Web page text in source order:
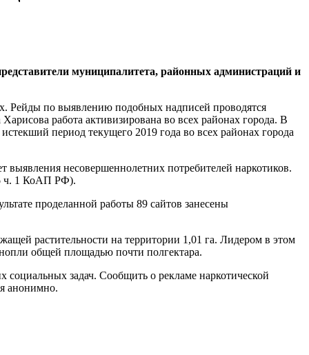
муниципалитета, районных администраций и
Рейды по выявлению подобных надписей проводятся
работа активизирована во всех районах города. В
период текущего 2019 года во всех районах города
несовершеннолетних потребителей наркотиков.
ч. 1 КоАП РФ).
проделанной работы 89 сайтов занесены
растительности на территории 1,01 га. Лидером в этом
общей площадью почти полгектара.
задач. Сообщить о рекламе наркотической
анонимно.